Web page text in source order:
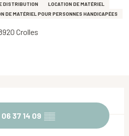
DISTRIBUTION
LOCATION DE MATÉRIEL
DE MATÉRIEL POUR PERSONNES HANDICAPÉES
Crolles
06 37 14 09 ▒▒